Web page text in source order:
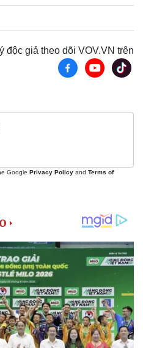
độc giả theo dõi VOV.VN trên
Google Privacy Policy and Terms of